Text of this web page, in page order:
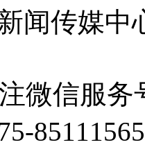
闻传媒中
微信服务
85111565